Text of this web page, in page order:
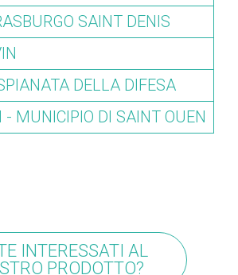
SAINT DENIS
DELLA DIFESA
- MUNICIPIO DI SAINT OUEN
INTERESSATI AL
PRODOTTO?